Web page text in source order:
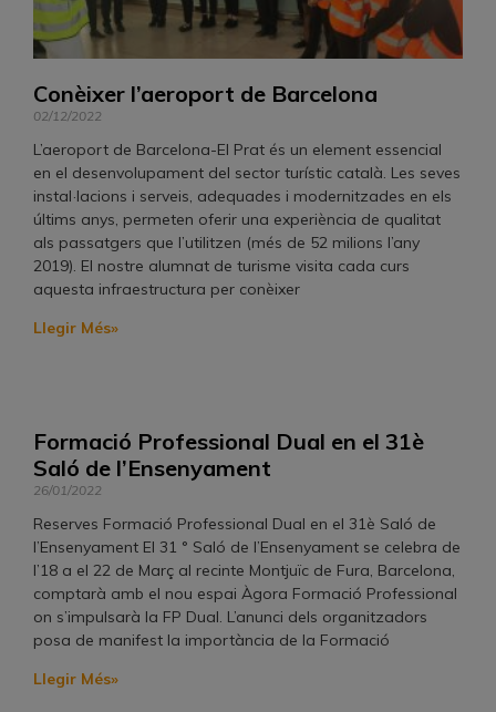
Conèixer l’aeroport de Barcelona
02/12/2022
L’aeroport de Barcelona-El Prat és un element essencial
en el desenvolupament del sector turístic català. Les seves
instal·lacions i serveis, adequades i modernitzades en els
últims anys, permeten oferir una experiència de qualitat
als passatgers que l’utilitzen (més de 52 milions l’any
2019). El nostre alumnat de turisme visita cada curs
aquesta infraestructura per conèixer
Llegir Més»
Formació Professional Dual en el 31è
Saló de l’Ensenyament
26/01/2022
Reserves Formació Professional Dual en el 31è Saló de
l’Ensenyament El 31 ° Saló de l’Ensenyament se celebra de
l’18 a el 22 de Març al recinte Montjuïc de Fura, Barcelona, ​​
comptarà amb el nou espai Àgora Formació Professional
on s’impulsarà la FP Dual. L’anunci dels organitzadors
posa de manifest la importància de la Formació
Llegir Més»